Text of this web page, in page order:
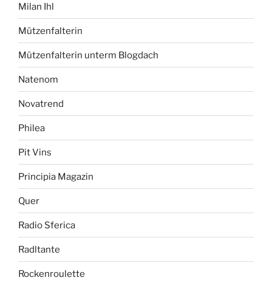
Milan Ihl
Mützenfalterin
Mützenfalterin unterm Blogdach
Natenom
Novatrend
Philea
Pit Vins
Principia Magazin
Quer
Radio Sferica
Radltante
Rockenroulette